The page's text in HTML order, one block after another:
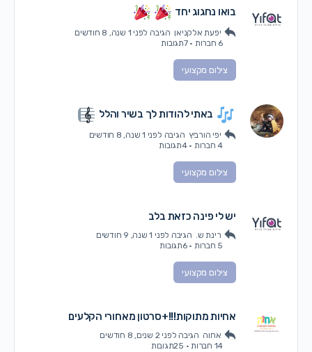
בואו נחגוג יחד
יפעת אלקניאן הגיבה לפני 1 שנה, 8 חודשים
6 חברות
· 7תגובות
צילום מקצועי
באתי להודות לך בשיר והלל
יפי הורביץ הגיבה לפני 1 שנה, 8 חודשים
4 חברות
· 4תגובות
צילום מקצועי
יש לי פינה כזאת בלב
רינת ש. הגיבה לפני 1 שנה, 9 חודשים
5 חברות
· 6תגובות
צילום מקצועי
אחיות מתוקות!!!+סרטון מאחורי הקלעים
אחוה הגיבה לפני 2 שנים, 8 חודשים
14 חברות
· 25תגובות